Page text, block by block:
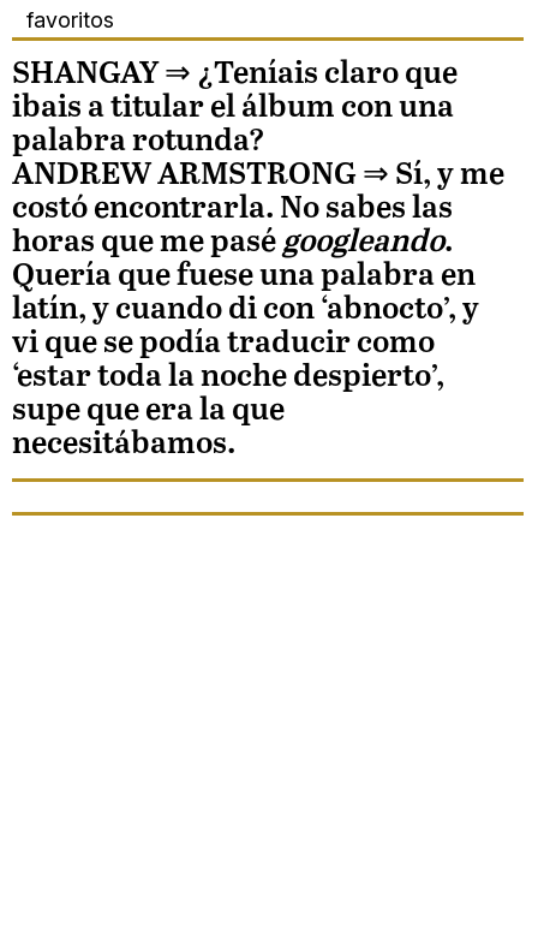
favoritos
SHANGAY ⇒ ¿Teníais claro que
ibais a titular el álbum con una
palabra rotunda?
ANDREW ARMSTRONG ⇒ Sí, y me
costó encontrarla. No sabes las
horas que me pasé googleando.
Quería que fuese una palabra en
latín, y cuando di con ‘abnocto’, y
vi que se podía traducir como
‘estar toda la noche despierto’,
supe que era la que
necesitábamos.